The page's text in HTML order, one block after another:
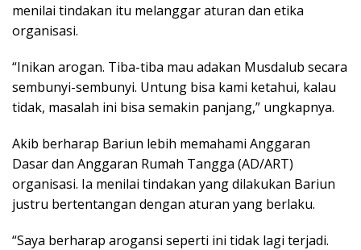
menilai tindakan itu melanggar aturan dan etika
organisasi.
“Inikan arogan. Tiba-tiba mau adakan Musdalub secara
sembunyi-sembunyi. Untung bisa kami ketahui, kalau
tidak, masalah ini bisa semakin panjang,” ungkapnya.
Akib berharap Bariun lebih memahami Anggaran
Dasar dan Anggaran Rumah Tangga (AD/ART)
organisasi. Ia menilai tindakan yang dilakukan Bariun
justru bertentangan dengan aturan yang berlaku.
“Saya berharap arogansi seperti ini tidak lagi terjadi.